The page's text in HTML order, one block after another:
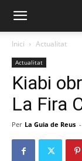
Inici Actualitat
Actualitat
Kiabi
La Fira
Per La Guia de Reus -